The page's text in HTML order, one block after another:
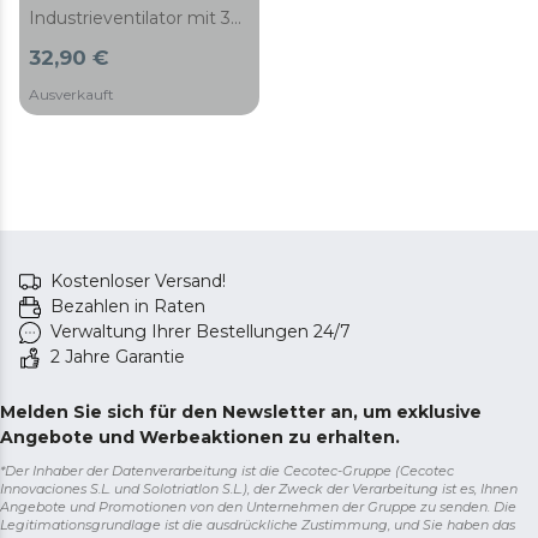
Industrieventilator mit 30
Geschwindigkeiten, 3
Flügeln, einfach zu
bedienen und maximale
32,90 €
Ausverkauft
Kostenloser Versand!
Bezahlen in Raten
Verwaltung Ihrer Bestellungen 24/7
2 Jahre Garantie
Melden Sie sich für den Newsletter an, um exklusive
Angebote und Werbeaktionen zu erhalten.
*Der Inhaber der Datenverarbeitung ist die Cecotec-Gruppe (Cecotec
Innovaciones S.L. und Solotriatlon S.L.), der Zweck der Verarbeitung ist es, Ihnen
Angebote und Promotionen von den Unternehmen der Gruppe zu senden. Die
Legitimationsgrundlage ist die ausdrückliche Zustimmung, und Sie haben das